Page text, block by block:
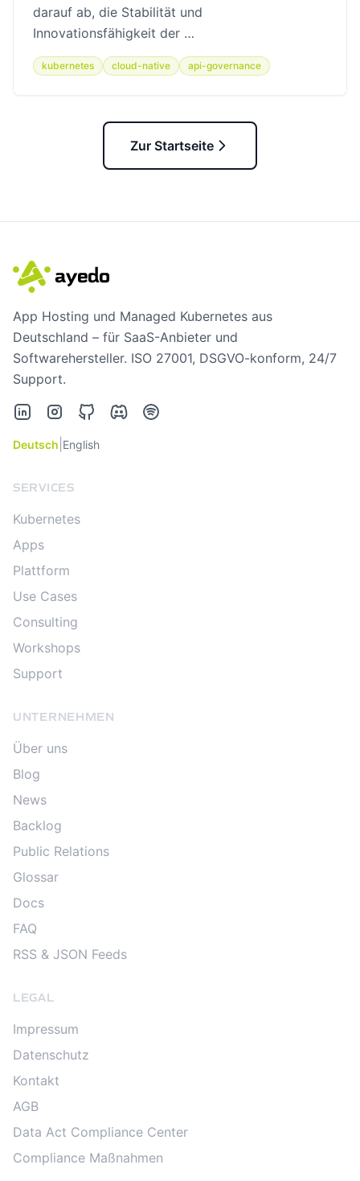
darauf ab, die Stabilität und
Innovationsfähigkeit der …
kubernetes cloud-native api-governance
Zur Startseite
App Hosting und Managed Kubernetes aus
Deutschland – für SaaS-Anbieter und
Softwarehersteller. ISO 27001, DSGVO-konform, 24/7
Support.
LinkedInInstagramGitHubDiscordSpotify
Deutsch English
SERVICES
Kubernetes
Apps
Plattform
Use Cases
Consulting
Workshops
Support
UNTERNEHMEN
Über uns
Blog
News
Backlog
Public Relations
Glossar
Docs
FAQ
RSS & JSON Feeds
LEGAL
Impressum
Datenschutz
Kontakt
AGB
Data Act Compliance Center
Compliance Maßnahmen